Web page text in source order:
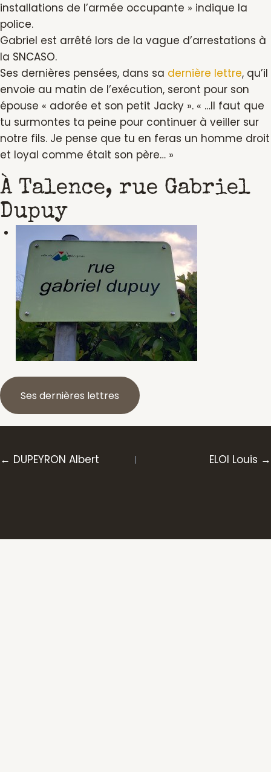
installations de l’armée occupante » indique la
police.
Gabriel est arrêté lors de la vague d’arrestations à
la SNCASO.
Ses dernières pensées, dans sa dernière lettre, qu’il
envoie au matin de l’exécution, seront pour son
épouse « adorée et son petit Jacky ». « …Il faut que
tu surmontes ta peine pour continuer à veiller sur
notre fils. Je pense que tu en feras un homme droit
et loyal comme était son père… »
À Talence, rue Gabriel
Dupuy
Ses dernières lettres
Posts
← DUPEYRON Albert ELOI Louis →